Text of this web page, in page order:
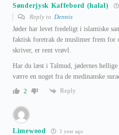
Sønderjysk Kaffebord (halal)
Reply to Dennis
Jøder har levet fredeligt i islamiske
faktisk foretrak de muslimer frem for
skriver, er rent vrøvl.
Har du læst i Talmud, jødernes
værre en noget fra de medinanske
2
Reply
Limewood 1 year ago